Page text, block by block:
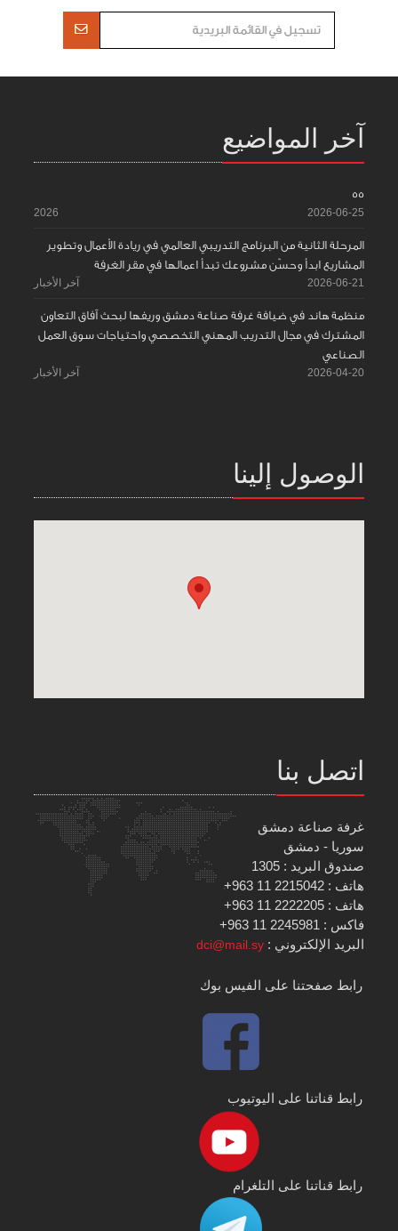
آخر المواضيع
55
2026-06-25
2026
المرحلة الثانية من البرنامج التدريبي العالمي في ريادة الأعمال وتطوير
المشاريع ابدأ وحسّن مشروعك تبدأ اعمالها في مقر الغرفة
2026-06-21 آخر الأخبار
منظمة هاند في ضيافة غرفة صناعة دمشق وريفها لبحث آفاق التعاون
المشترك في مجال التدريب المهني التخصصي واحتياجات سوق العمل
الصناعي
2026-04-20 آخر الأخبار
الوصول إلينا
اتصل بنا
غرفة صناعة دمشق
سوريا - دمشق
صندوق البريد : 1305
هاتف : 2215042 11 963+
هاتف : 2222205 11 963+
فاكس : 2245981 11 963+
البريد الإلكتروني :dci@mail.sy
رابط صفحتنا على الفيس بوك
رابط قناتنا على اليوتيوب
رابط قناتنا على التلغرام